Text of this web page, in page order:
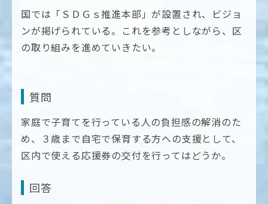
国では「ＳＤＧｓ推進本部」が設置され、ビジョ
ンが掲げられている。これを参考としながら、区
の取り組みを進めていきたい。
質問
家庭で子育てを行っている人の負担感の解消のた
め、３歳まで自宅で保育する方への支援として、
区内で使える応援券の交付を行ってはどうか。
回答